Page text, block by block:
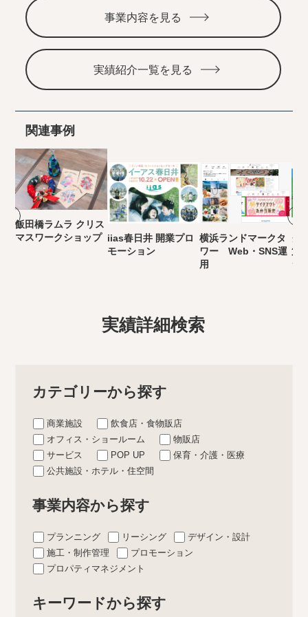
事業内容を見る
実績紹介一覧を見る
関連事例
飯田橋ラムラ クリス
マスワークショップ iias春日井 開業プロ
モーション
横浜ランドマークタ
ワー Web・SNS運
用
グ
第
シ
実績詳細検索
カテゴリーから探す
商業施設
飲食店・食物販店
オフィス・ショールーム
物販店
サービス
POP UP
保育・介護・医療
公共施設・ホテル・住空間
事業内容から探す
プランニング リーシング
デザイン・設計
施工・制作管理
プロモーション
プロパティマネジメント
キーワードから探す